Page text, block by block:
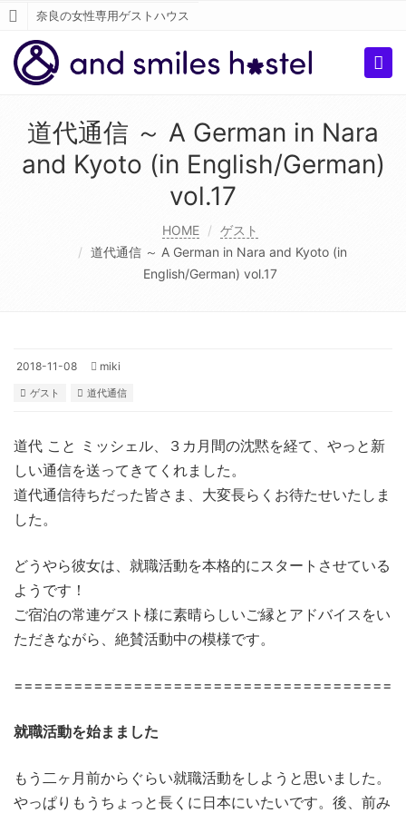
奈良の女性専用ゲストハウス
道代通信 ～ A German in Nara
and Kyoto (in English/German)
vol.17
HOME
ゲスト
道代通信 ～ A German in Nara and Kyoto (in
English/German) vol.17
2018-11-08 miki
ゲスト 道代通信
道代 こと ミッシェル、３カ月間の沈黙を経て、やっと新
しい通信を送ってきてくれました。
道代通信待ちだった皆さま、大変長らくお待たせいたしま
した。
どうやら彼女は、就職活動を本格的にスタートさせている
ようです！
ご宿泊の常連ゲスト様に素晴らしいご縁とアドバイスをい
ただきながら、絶賛活動中の模様です。
=======================================
就職活動を始まました
もう二ヶ月前からぐらい就職活動をしようと思いました。
やっぱりもうちょっと長くに日本にいたいです。後、前み